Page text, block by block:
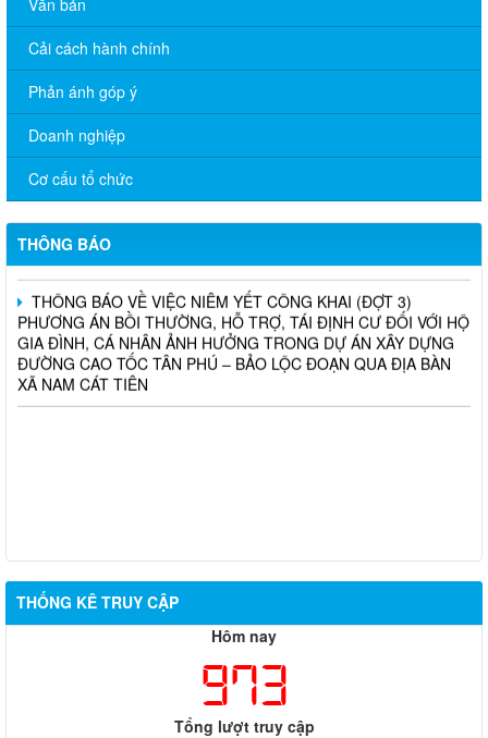
Cải cách hành chính
Phản ánh góp ý
Doanh nghiệp
Cơ cấu tổ chức
THÔNG BÁO
THÔNG BÁO TRIỂN KHAI KHÁM SỨC KHỎE ĐỊNH KỲ CHO
NGƯỜI LAO ĐỘNG NĂM 2026
Chương trình hỗ trợ cửa hàng, hộ kinh doanh chuyển đổi số
THÔNG BÁO TUYỂN DỤNG THỦ QUỸ TẠI CÁC PHÒNG GIAO
DỊCH TRỰC THUỘC CHI NHÁNH NHCSXH ĐỒNG NAI
THÔNG BÁO VỀ VIỆC NIÊM YẾT CÔNG KHAI (ĐỢT 3)
PHƯƠNG ÁN BỒI THƯỜNG, HỖ TRỢ, TÁI ĐỊNH CƯ ĐỐI VỚI HỘ
GIA ĐÌNH, CÁ NHÂN ẢNH HƯỞNG TRONG DỰ ÁN XÂY DỰNG
ĐƯỜNG CAO TỐC TÂN PHÚ – BẢO LỘC ĐOẠN QUA ĐỊA BÀN
XÃ NAM CÁT TIÊN
THỐNG KÊ TRUY CẬP
Hôm nay
973
Tổng lượt truy cập